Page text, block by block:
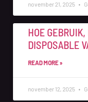
november 21, 2025
HOE
DISPOSABLE
READ MORE »
november 12, 2025